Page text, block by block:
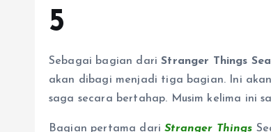
5
Sebagai bagian dariStranger Things
akan dibagi menjadi tiga bagian. Ini
saga secara bertahap. Musim kelima ini
Bagian pertama dariStranger Things